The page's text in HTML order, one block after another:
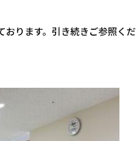
ります。引き続きご参照くだ